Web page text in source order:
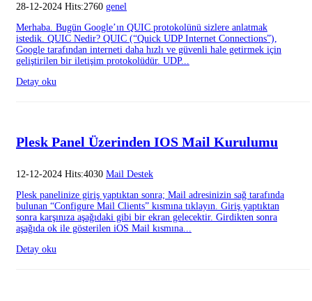
28-12-2024 Hits:2760 genel
Merhaba. Bugün Google’ın QUIC protokolünü sizlere anlatmak
istedik. QUIC Nedir? QUIC (“Quick UDP Internet Connections”),
Google tarafından interneti daha hızlı ve güvenli hale getirmek için
geliştirilen bir iletişim protokolüdür. UDP...
Detay oku
Plesk Panel Üzerinden IOS Mail Kurulumu
12-12-2024 Hits:4030 Mail Destek
Plesk panelinize giriş yaptıktan sonra; Mail adresinizin sağ tarafında
bulunan “Configure Mail Clients” kısmına tıklayın. Giriş yaptıktan
sonra karşınıza aşağıdaki gibi bir ekran gelecektir. Girdikten sonra
aşağıda ok ile gösterilen iOS Mail kısmına...
Detay oku